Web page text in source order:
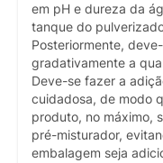
em pH e dureza da
tanque do
Posteriormente,
gradativamente a
Deve-se fazer a
cuidadosa, de modo
produto, no máximo,
pré-misturador,
embalagem seja